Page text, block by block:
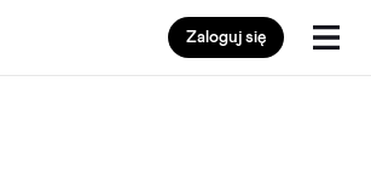
Zaloguj się